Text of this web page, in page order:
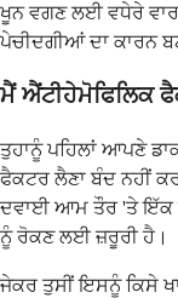
ਖੂਨ ਵਗਣ ਲਈ ਵਧੇਰੇ
ਪੇਚੀਦਗੀਆਂ ਦਾ ਕਾਰਨ
ਮੈਂ ਐਂਟੀਹੇਮੋਫਿਲਿਕ
ਤੁਹਾਨੂੰ ਪਹਿਲਾਂ ਆਪਣੇ
ਫੈਕਟਰ ਲੈਣਾ ਬੰਦ ਨਹੀਂ
ਦਵਾਈ ਆਮ ਤੌਰ 'ਤੇ ਇੱਕ
ਨੂੰ ਰੋਕਣ ਲਈ ਜ਼ਰੂਰੀ ਹੈ।
ਜੇਕਰ ਤੁਸੀਂ ਇਸਨੂੰ ਕਿਸੇ